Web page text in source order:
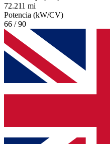
72.211 mi
Potencia (kW/CV)
66 / 90